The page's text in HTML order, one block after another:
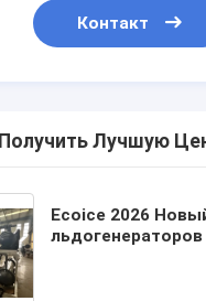
Контакт
Получить Лучшую
Ecoice 2026